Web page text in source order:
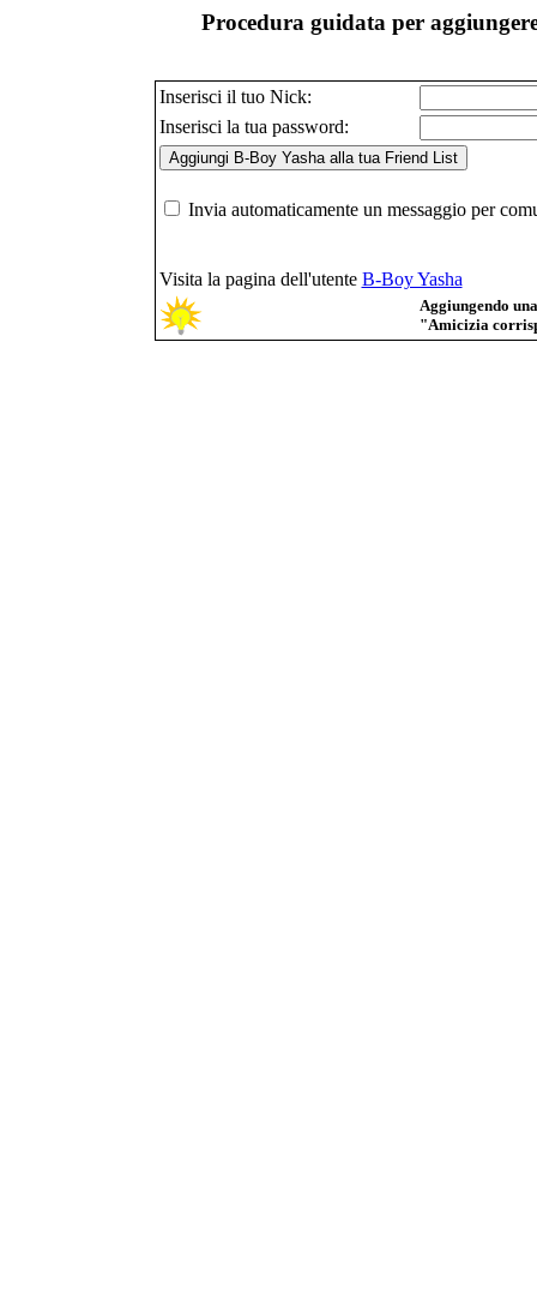
Procedura guidata per
Inserisci il tuo Nick:
Inserisci la tua password:
Invia automaticamente un messaggio per
Visita la pagina dell'utente B-Boy Yasha
Aggiungendo
"Amicizia